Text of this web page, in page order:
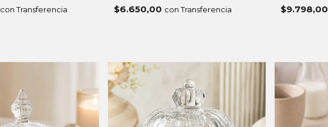
con Transferencia $6.650,00 con Transferencia $9.798,00